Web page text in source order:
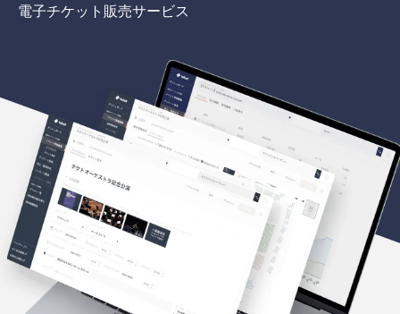
電子チケット販売サービス